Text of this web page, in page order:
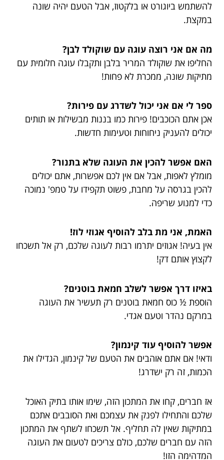
להשתמש ביוגורט או בלקטוז, אבל הטעם יהיה שונה
במקצת.
מה אם אני רוצה עוגה עם שוקולד לבן?
החליפו את שוקולד המריר בלבן ותקבלו עוגה חלומית עם
מתיקות שונה, ממכרת לא פחות!
ספר לי אם אני יכול לשדרג עם פירות?
אכן אתם הכוכבים! פירות כמו בננות מבשילות או תותים
יכולים להעניק ניחוחות וטעימות חדשות.
האם אפשר להכין את העוגה שלא בתנור?
מומלץ לאפות, אבל אם אין לכם אפשרות, אתם יכולים
להכין בגרסה על מחבת, פשוט תקפידו על טמפ' נמוכה
כדי למנוע שריפה.
האמת, אני מת בלב להוסיף אגוזי לוז!
אין בעיה! אגוזים יתרמו רבות לעוגה שלכם, רק אל תשכחו
לקצוץ אותם דק!
באיזו דרך אפשר לשלב חמאת בוטנים?
הוספת ½ כוס חמאת בוטנים רק תעשיר את העוגה
במרקם נהדר וטעם אגדי.
אפשר להוסיף עוד קינמון?
ודאי! אם אתם אוהבים את הטעם של קינמון, הגדילו את
הכמות, זה רק ישדרג!
אז חברים, קחו את המתכון הזה, שימו אותו בתיק האוכל
שלכם והתחילו לפנק את עצמכם ואת הסובבים אתכם
במתיקות שאין לה תחליף. אל תשכחו לשתף את המתכון
הזה עם חברים שלכם, כולם צריכים לטעום את העוגה
המדהימה הזו!